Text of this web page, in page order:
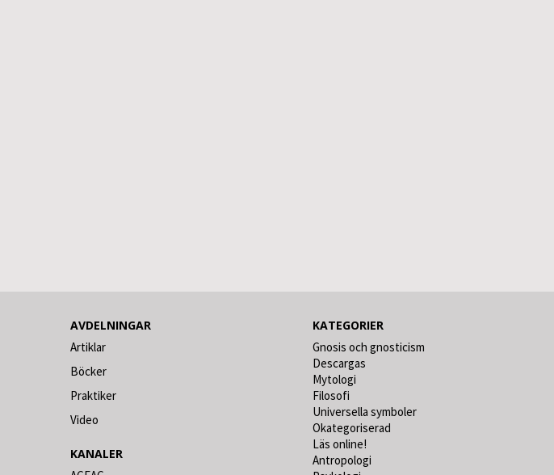
AVDELNINGAR
Artiklar
Böcker
Praktiker
Video
KANALER
KATEGORIER
Gnosis och gnosticism
Descargas
Mytologi
Filosofi
Universella symboler
Okategoriserad
Läs online!
Antropologi